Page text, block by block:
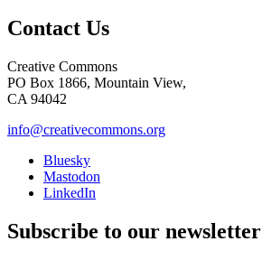
Contact Us
Creative Commons
PO Box 1866, Mountain View,
CA 94042
info@creativecommons.org
Bluesky
Mastodon
LinkedIn
Subscribe to our newsletter